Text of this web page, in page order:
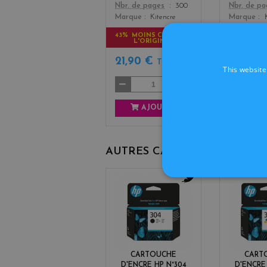
Color
Nbr. de pages
300
Marque
Kitencre
43% MOINS CHER QUE
L'ORIGINAL
21,90 €
AJOUTER
Color
Nbr. de
Marque
AUTRES CARTOUCHES
CARTOUCHE
D'ENCRE HP N°304
This